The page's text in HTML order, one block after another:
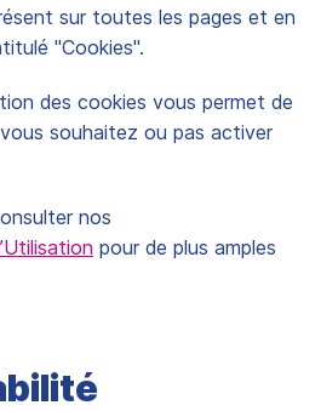
sur toutes les pages et en
"Cookies".
des cookies vous permet de
souhaitez ou pas activer
nos
pour de plus amples